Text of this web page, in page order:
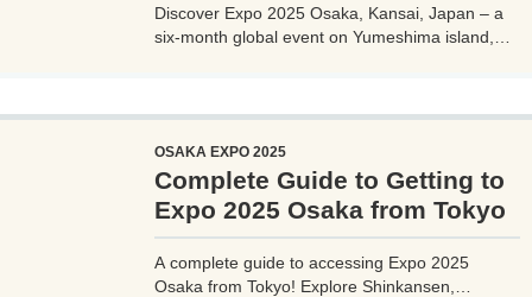
Discover Expo 2025 Osaka, Kansai, Japan – a
six-month global event on Yumeshima island,
OSAKA EXPO 2025
Complete Guide to Getting to
Expo 2025 Osaka from Tokyo
A complete guide to accessing Expo 2025
Osaka from Tokyo! Explore Shinkansen,